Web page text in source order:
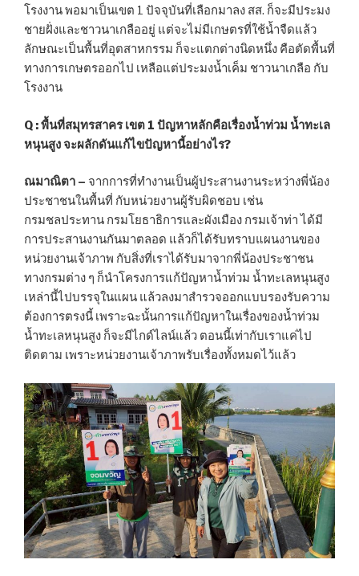
โรงงาน พอมาเป็นเขต 1 ปัจจุบันที่เลือกมาลง สส. ก็จะมีประมง
ชายฝั่งและชาวนาเกลืออยู่ แต่จะไม่มีเกษตรที่ใช้น้ำจืดแล้ว
ลักษณะเป็นพื้นที่อุตสาหกรรม ก็จะแตกต่างนิดหนึ่ง คือตัดพื้นที่
ทางการเกษตรออกไป เหลือแต่ประมงน้ำเค็ม ชาวนาเกลือ กับ
โรงงาน
Q : พื้นที่สมุทรสาคร เขต 1 ปัญหาหลักคือเรื่องน้ำท่วม น้ำทะเล
หนุนสูง จะผลักดันแก้ไขปัญหานี้อย่างไร?
ณมาณิตา – จากการที่ทำงานเป็นผู้ประสานงานระหว่างพี่น้อง
ประชาชนในพื้นที่ กับหน่วยงานผู้รับผิดชอบ เช่น
กรมชลประทาน กรมโยธาธิการและผังเมือง กรมเจ้าท่า ได้มี
การประสานงานกันมาตลอด แล้วก็ได้รับทราบแผนงานของ
หน่วยงานเจ้าภาพ กับสิ่งที่เราได้รับมาจากพี่น้องประชาชน
ทางกรมต่าง ๆ ก็นำโครงการแก้ปัญหาน้ำท่วม น้ำทะเลหนุนสูง
เหล่านี้ไปบรรจุในแผน แล้วลงมาสำรวจออกแบบรองรับความ
ต้องการตรงนี้ เพราะฉะนั้นการแก้ปัญหาในเรื่องของน้ำท่วม
น้ำทะเลหนุนสูง ก็จะมีไกด์ไลน์แล้ว ตอนนี้เท่ากับเราแค่ไป
ติดตาม เพราะหน่วยงานเจ้าภาพรับเรื่องทั้งหมดไว้แล้ว